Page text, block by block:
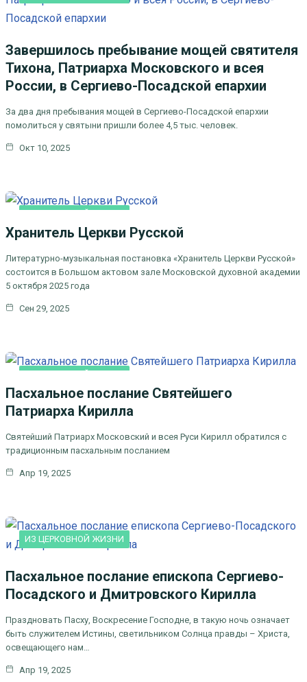
Завершилось пребывание мощей святителя
Тихона, Патриарха Московского и всея
России, в Сергиево-Посадской епархии
За два дня пребывания мощей в Сергиево-Посадской епархии
помолиться у святыни пришли более 4,5 тыс. человек.
Окт 10, 2025
ЛИТЕРАТУРА, ИСКУCСТВО
Хранитель Церкви Русской
Литературно-музыкальная постановка «Хранитель Церкви Русской»
состоится в Большом актовом зале Московской духовной академии
5 октября 2025 года
Сен 29, 2025
Пасхальное послание Святейшего
Патриарха Кирилла
Святейший Патриарх Московский и всея Руси Кирилл обратился с
традиционным пасхальным посланием
Апр 19, 2025
ИЗ ЦЕРКОВНОЙ ЖИЗНИ
Пасхальное послание епископа Сергиево-
Посадского и Дмитровского Кирилла
Праздновать Пасху, Воскресение Господне, в такую ночь означает
быть служителем Истины, светильником Солнца правды – Христа,
освещающего нам…
Апр 19, 2025